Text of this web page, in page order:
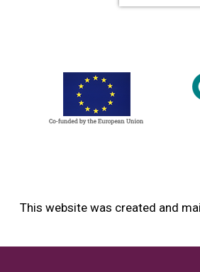
This website was created and